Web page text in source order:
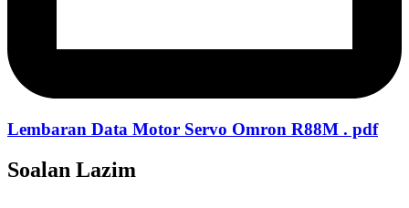
Lembaran Data Motor Servo Omron R88M . pdf
Soalan Lazim